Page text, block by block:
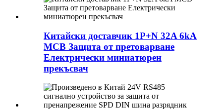
Китайски доставчик 1P+N 32A 6kA
MCB Защита от претоварване
Електрически миниатюрен
прекъсвач